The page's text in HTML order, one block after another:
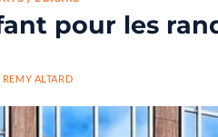
pour les
REMY ALTARD